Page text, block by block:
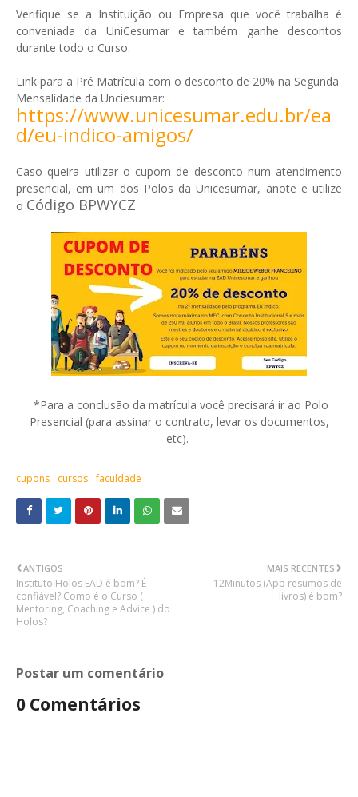
Verifique se a Instituição ou Empresa que você trabalha é
conveniada da UniCesumar e também ganhe descontos
durante todo o Curso.
Link para a Pré Matrícula com o desconto de 20% na Segunda
Mensalidade da Unciesumar:
https://www.unicesumar.edu.br/ea
d/eu-indico-amigos/
Caso queira utilizar o cupom de desconto num atendimento
presencial, em um dos Polos da Unicesumar, anote e utilize
o Código BPWYCZ
*Para a conclusão da matrícula você precisará ir ao Polo
Presencial (para assinar o contrato, levar os documentos,
etc).
cupons cursos faculdade
MAIS RECENTES
12Minutos (App resumos de
livros) é bom?
ANTIGOS
Instituto Holos EAD é bom? É
confiável? Como é o Curso (
Mentoring, Coaching e Advice ) do
Holos?
Postar um comentário
0 Comentários